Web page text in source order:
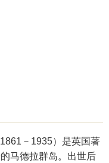
－1935）是英国著
马德拉群岛。出世后